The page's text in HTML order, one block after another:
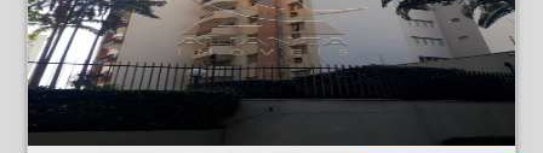
Apartamento - Centro - Ribeirão Preto